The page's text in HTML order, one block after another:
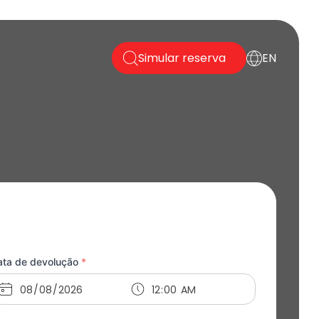
Simular reserva EN
de devolução *
Hora